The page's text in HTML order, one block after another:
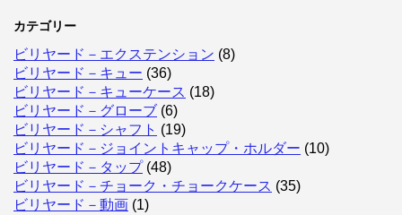
カテゴリー
ビリヤード－エクステンション (8)
ビリヤード－キュー (36)
ビリヤード－キューケース (18)
ビリヤード－グローブ (6)
ビリヤード－シャフト (19)
ビリヤード－ジョイントキャップ・ホルダー (10)
ビリヤード－タップ(48)
ビリヤード－チョーク・チョークケース (35)
ビリヤード－動画 (1)